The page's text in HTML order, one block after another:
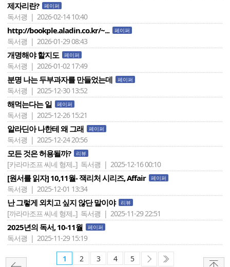
제자리란? 페이퍼
독서괭 | 2026-02-14 10:40
http://bookple.aladin.co.kr/~... 페이퍼
독서괭 | 2026-01-29 08:43
개명해야 할지도 페이퍼
독서괭 | 2026-01-02 17:49
분명 나는 두부과자를 만들었는데 페이퍼
독서괭 | 2025-12-30 13:52
해먹는다는 일 페이퍼
독서괭 | 2025-12-26 15:21
알라딘아 나한테 왜 그래 페이퍼
독서괭 | 2025-12-24 20:56
모든 것은 허용될까? 리뷰
[카라마조프 씨네 형제..] 독서괭 | 2025-12-16 00:10
[원서를 읽자] 10,11월- 잭리처 시리즈, Affair 페이퍼
독서괭 | 2025-12-01 13:34
난 그렇게 외치고 싶지 않단 말이야 리뷰
[까라마조프 씨네 형제..] 독서괭 | 2025-11-29 22:51
2025년의 독서, 10-11월 페이퍼
독서괭 | 2025-11-29 15:19
1 2 3 4 5